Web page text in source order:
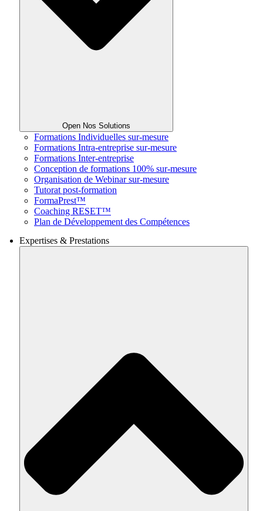
Open Nos Solutions
Formations Individuelles sur-mesure
Formations Intra-entreprise sur-mesure
Formations Inter-entreprise
Conception de formations 100% sur-mesure
Organisation de Webinar sur-mesure
Tutorat post-formation
FormaPrest™
Coaching RESET™
Plan de Développement des Compétences
Expertises & Prestations